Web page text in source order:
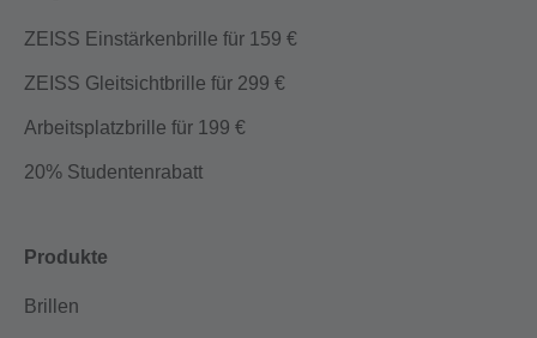
ZEISS Einstärkenbrille für 159 €
ZEISS Gleitsichtbrille für 299 €
Arbeitsplatzbrille für 199 €
20% Studentenrabatt
Produkte
Brillen